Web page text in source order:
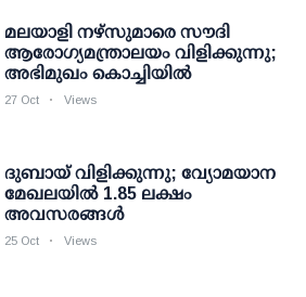
മലയാളി നഴ്‌സുമാരെ സൗദി
ആരോഗ്യമന്ത്രാലയം വിളിക്കുന്നു;
അഭിമുഖം കൊച്ചിയില്‍
27 Oct Views
ദുബായ് വിളിക്കുന്നു; വ്യോമയാന
മേഖലയില്‍ 1.85 ലക്ഷം
അവസരങ്ങള്‍
25 Oct Views